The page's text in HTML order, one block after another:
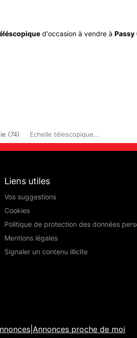
d'occasion à vendre à Passy
(74) Echelle télescopique...
Liens utiles
Vos suggestions
Cookies
Politique de protection des données
Mentions légales
Signaler un contenu illicite
Annonces proche de moi